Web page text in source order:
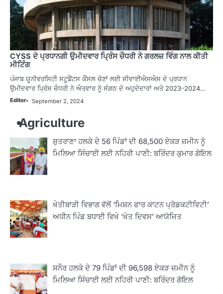
CYSS ਦੇ ਪ੍ਰਧਾਨਗੀ ਉਮੀਦਵਾਰ ਪ੍ਰਿੰਸ ਚੌਧਰੀ ਨੇ ਗਰਲਜ਼ ਵਿੰਗ ਨਾਲ ਕੀਤੀ
ਮੀਟਿੰਗ
ਪੰਜਾਬ ਯੂਨੀਵਰਸਿਟੀ ਸਟੂਡੈਂਟਸ ਕੌਂਸਲ ਚੋਣਾਂ ਲਈ ਸੀਵਾਈਐਸਐਸ ਦੇ ਪ੍ਰਧਾਨ
ਉਮੀਦਵਾਰ ਪ੍ਰਿੰਸ ਚੌਧਰੀ ਨੇ ਐਤਵਾਰ ਨੂੰ ਸੰਗਠ ਦੇ ਅਹੁਦੇਦਾਰਾਂ ਅਤੇ 2023-2024…
Editor September 2, 2024
Agriculture
ਸ਼ੁਤਰਾਣਾ ਹਲਕੇ ਦੇ 56 ਪਿੰਡਾਂ ਦੀ 68,500 ਏਕੜ ਜ਼ਮੀਨ ਨੂੰ
ਮਿਲਿਆ ਸਿੰਚਾਈ ਲਈ ਨਹਿਰੀ ਪਾਣੀ: ਬਰਿੰਦਰ ਕੁਮਾਰ ਗੋਇਲ
ਖੇਤੀਬਾੜੀ ਵਿਭਾਗ ਵੱਲੋਂ ‘ਮਿਸ਼ਨ ਫਾਰ ਕਾਟਨ ਪ੍ਰੋਡਕਟੀਵਿਟੀ’
ਅਧੀਨ ਪਿੰਡ ਬਧਾਈ ਵਿਖੇ ‘ਖੇਤ ਦਿਵਸ’ ਆਯੋਜਿਤ
ਸਨੌਰ ਹਲਕੇ ਦੇ 79 ਪਿੰਡਾਂ ਦੀ 96,598 ਏਕੜ ਜ਼ਮੀਨ ਨੂੰ
ਮਿਲਿਆ ਸਿੰਚਾਈ ਲਈ ਨਹਿਰੀ ਪਾਣੀ: ਬਰਿੰਦਰ ਗੋਇਲ